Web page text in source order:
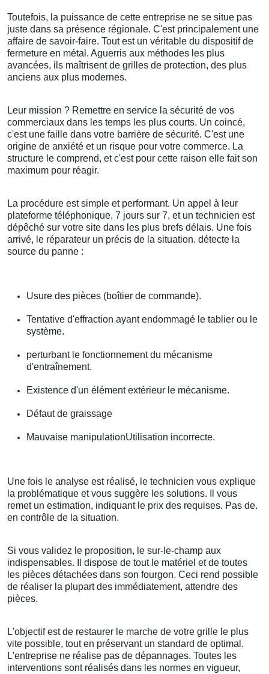
Toutefois, la puissance de cette entreprise ne se situe pas
juste dans sa présence régionale. C'est principalement une
affaire de savoir-faire. Tout est un véritable du dispositif de
fermeture en métal. Aguerris aux méthodes les plus
avancées, ils maîtrisent de grilles de protection, des plus
anciens aux plus modernes.
Leur mission ? Remettre en service la sécurité de vos
commerciaux dans les temps les plus courts. Un coincé,
c'est une faille dans votre barrière de sécurité. C'est une
origine de anxiété et un risque pour votre commerce. La
structure le comprend, et c'est pour cette raison elle fait son
maximum pour réagir.
La procédure est simple et performant. Un appel à leur
plateforme téléphonique, 7 jours sur 7, et un technicien est
dépêché sur votre site dans les plus brefs délais. Une fois
arrivé, le réparateur un précis de la situation. détecte la
source du panne :
Usure des pièces (boîtier de commande).
Tentative d'effraction ayant endommagé le tablier ou le
système.
perturbant le fonctionnement du mécanisme
d'entraînement.
Existence d'un élément extérieur le mécanisme.
Défaut de graissage
Mauvaise manipulationUtilisation incorrecte.
Une fois le analyse est réalisé, le technicien vous explique
la problématique et vous suggère les solutions. Il vous
remet un estimation, indiquant le prix des requises. Pas de.
en contrôle de la situation.
Si vous validez le proposition, le sur-le-champ aux
indispensables. Il dispose de tout le matériel et de toutes
les pièces détachées dans son fourgon. Ceci rend possible
de réaliser la plupart des immédiatement, attendre des
pièces.
L'objectif est de restaurer le marche de votre grille le plus
vite possible, tout en préservant un standard de optimal.
L'entreprise ne réalise pas de dépannages. Toutes les
interventions sont réalisés dans les normes en vigueur,